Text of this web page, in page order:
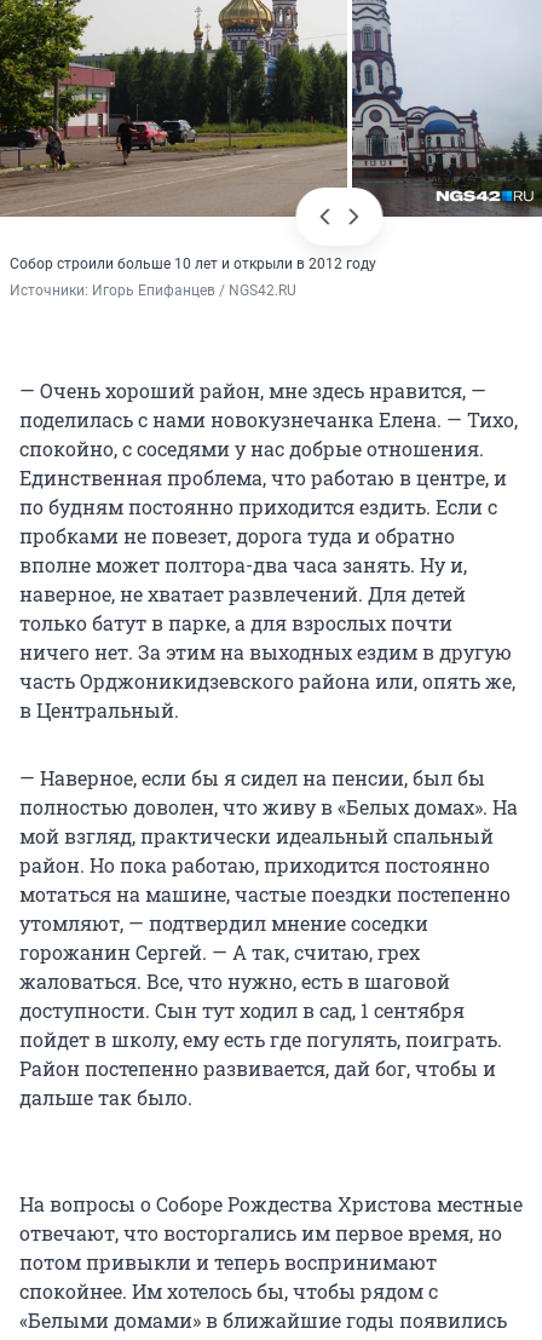
Собор строили больше 10 лет и открыли в 2012 году
Источники: Игорь Епифанцев / NGS42.RU
— Очень хороший район, мне здесь нравится, —
поделилась с нами новокузнечанка Елена. — Тихо,
спокойно, с соседями у нас добрые отношения.
Единственная проблема, что работаю в центре, и
по будням постоянно приходится ездить. Если с
пробками не повезет, дорога туда и обратно
вполне может полтора-два часа занять. Ну и,
наверное, не хватает развлечений. Для детей
только батут в парке, а для взрослых почти
ничего нет. За этим на выходных ездим в другую
часть Орджоникидзевского района или, опять же,
в Центральный.
— Наверное, если бы я сидел на пенсии, был бы
полностью доволен, что живу в «Белых домах». На
мой взгляд, практически идеальный спальный
район. Но пока работаю, приходится постоянно
мотаться на машине, частые поездки постепенно
утомляют, — подтвердил мнение соседки
горожанин Сергей. — А так, считаю, грех
жаловаться. Все, что нужно, есть в шаговой
доступности. Сын тут ходил в сад, 1 сентября
пойдет в школу, ему есть где погулять, поиграть.
Район постепенно развивается, дай бог, чтобы и
дальше так было.
На вопросы о Соборе Рождества Христова местные
отвечают, что восторгались им первое время, но
потом привыкли и теперь воспринимают
спокойнее. Им хотелось бы, чтобы рядом с
«Белыми домами» в ближайшие годы появились